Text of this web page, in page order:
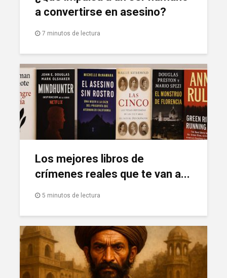
a convertirse en asesino?
7 minutos de lectura
Los mejores libros de
crímenes reales que te van a...
5 minutos de lectura